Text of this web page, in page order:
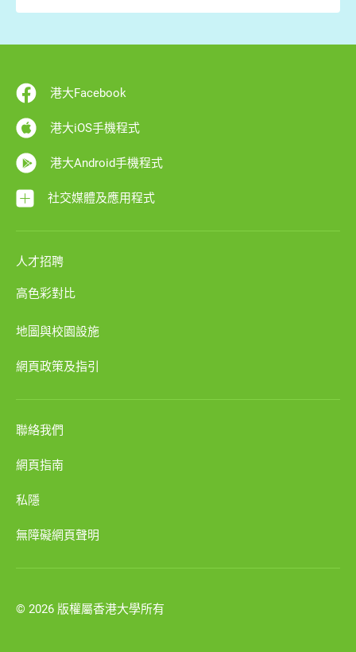
港大Facebook
港大iOS手機程式
港大Android手機程式
社交媒體及應用程式
人才招聘
高色彩對比
地圖與校園設施
網頁政策及指引
聯絡我們
網頁指南
私隱
無障礙網頁聲明
© 2026 版權屬香港大學所有